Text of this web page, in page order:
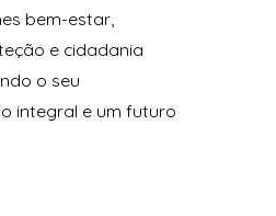
bem-estar,
e cidadania
o seu
integral e um futuro